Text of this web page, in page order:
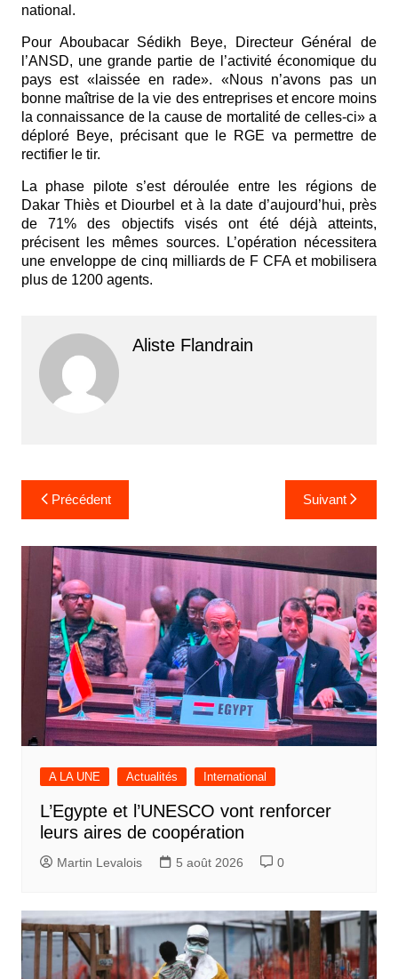
national.
Pour Aboubacar Sédikh Beye, Directeur Général de
l’ANSD, une grande partie de l’activité économique du
pays est «laissée en rade». «Nous n’avons pas un
bonne maîtrise de la vie des entreprises et encore moins
la connaissance de la cause de mortalité de celles-ci» a
déploré Beye, précisant que le RGE va permettre de
rectifier le tir.
La phase pilote s’est déroulée entre les régions de
Dakar Thiès et Diourbel et à la date d’aujourd’hui, près
de 71% des objectifs visés ont été déjà atteints,
précisent les mêmes sources. L’opération nécessitera
une enveloppe de cinq milliards de F CFA et mobilisera
plus de 1200 agents.
Aliste Flandrain
Navigation
de
l’article
Précédent Suivant
A LA UNE Actualités International
L’Egypte et l’UNESCO vont renforcer
leurs aires de coopération
Martin Levalois 5 août 2026 0